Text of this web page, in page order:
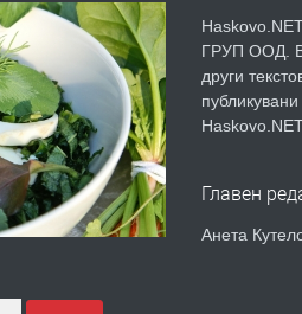
ГРУП ООД.
други
Главен
Анета